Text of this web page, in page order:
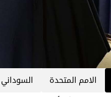
الامم المتحدة السوداني